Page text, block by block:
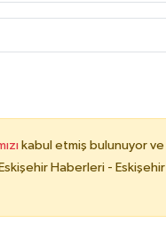
kabul etmiş bulunuyor
Haberleri -